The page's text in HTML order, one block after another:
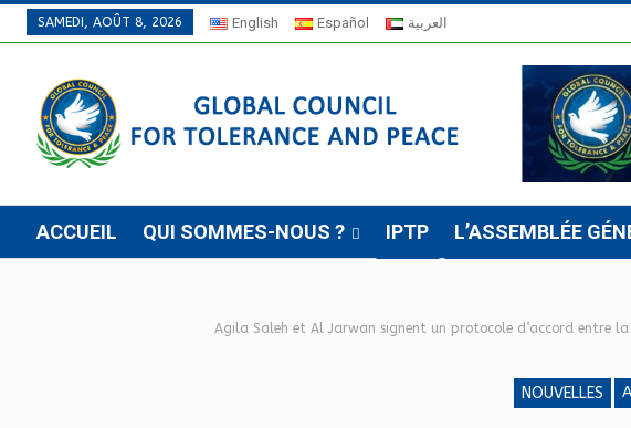
SAMEDI, AOÛT 8, 2026 English Español العربية
ACCUEIL QUI SOMMES-NOUS ? IPTP L’ASSEMBLÉE
Agila Saleh et Al Jarwan signent un protocole d’accord entre
NOUVELLES